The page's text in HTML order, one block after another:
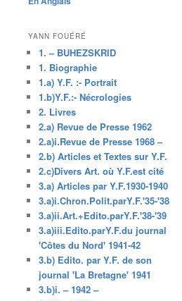
principal
YANN FOUÉRÉ
1. – BUHEZSKRID
1. Biographie
1.a) Y.F. :- Portrait
1.b)Y.F.:- Nécrologies
2. Livres
2.a) Revue de Presse 1962
2.a)i.Revue de Presse 1968 –
2.b) Articles et Textes sur Y.F.
2.c)Divers Art. où Y.F.est cité
3.a) Articles par Y.F.1930-1940
3.a)i.Chron.Polit.parY.F.'35-'38
3.a)ii.Art.+Edito.parY.F.'38-'39
3.a)iii.Edito.parY.F.du journal
'Côtes du Nord' 1941-42
3.b) Edito. par Y.F. de son
journal 'La Bretagne' 1941
3.b)i. – 1942 –